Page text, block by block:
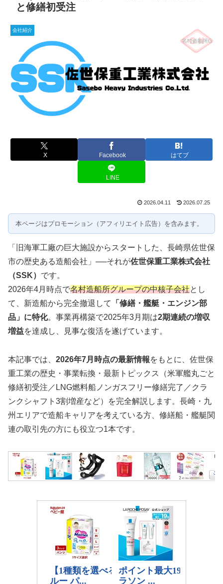
と修繕初受注
会社紹介
X Facebook はてブ
LINE
2026.04.11 2026.07.25
本ページはプロモーション（アフィリエイト広告）を含みます。
「旧海軍工廠の巨大施設からスタートした、長崎県佐世保
市の歴史ある造船会社」──それが佐世保重工業株式会社
（SSK） です。
2026年4月時点で名村造船所グループの中核子会社とし
て、新造船から完全撤退して
「修繕・艦艇・エンジン部
品」に特化。事業再構築で2025年3月期は2期連続の増収
増益を達成し、見事な復活を遂げています。
本記事では、 2026年7月時点の最新情報をもとに、佐世保
重工業の歴史・事業転換・最新トピックス（米軍艦丸ごと
修繕初受注／LNG燃料船ノンガスフリー修繕完了／クラ
ンクシャフト3割増産など）を完全解説します。長崎・九
州エリアで造船キャリアを考えている方、修繕船・艦艇関
連の取引先の方にも役立つ1本です。